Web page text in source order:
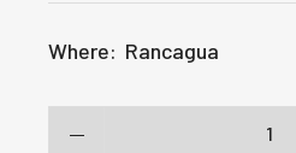
Where: Rancagua